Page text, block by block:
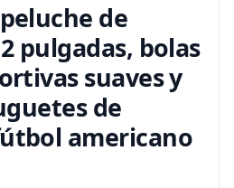
de
pulgadas, bolas
suaves y
de
americano